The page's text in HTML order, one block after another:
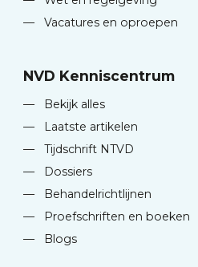
—
Vacatures en oproepen
NVD Kenniscentrum
—
Bekijk alles
—
Laatste artikelen
—
Tijdschrift NTVD
—
Dossiers
—
Behandelrichtlijnen
—
Proefschriften en boeken
—
Blogs